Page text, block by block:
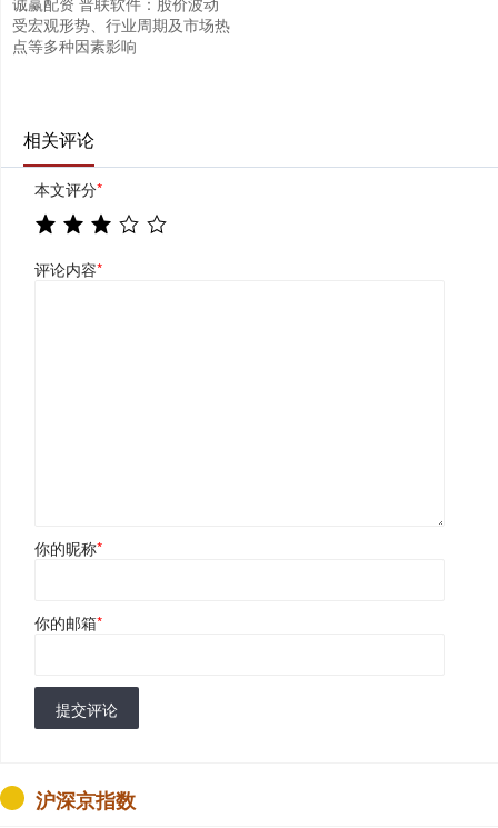
受宏观形势、行业周期及市场热
点等多种因素影响
相关评论
本文评分*
评论内容*
你的昵称*
你的邮箱*
提交评论
沪深京指数